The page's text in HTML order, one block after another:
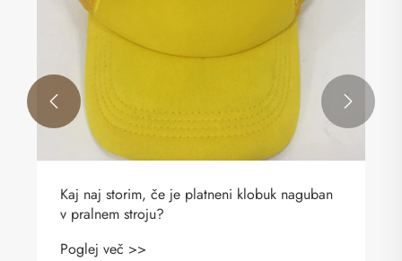
Kaj naj storim, če je platneni klobuk naguban
v pralnem stroju?
Poglej več >>
 